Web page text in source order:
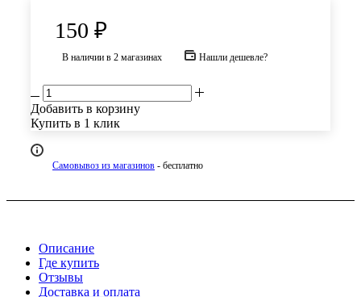
150 ₽
В наличии в 2 магазинах Нашли дешевле?
Добавить в корзину
Купить в 1 клик
Самовывоз из магазинов - бесплатно
Описание
Где купить
Отзывы
Доставка и оплата